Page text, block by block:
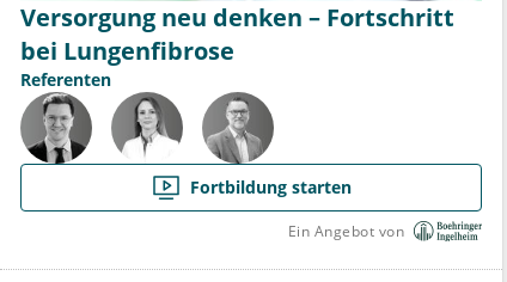
Versorgung neu denken – Fortschritt
bei Lungenfibrose
Referenten
Fortbildung starten
Ein Angebot von